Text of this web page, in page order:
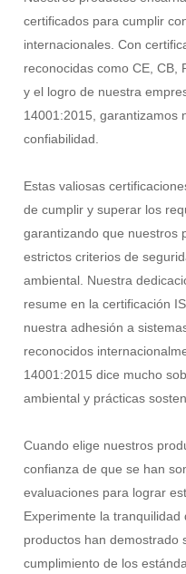
certificados para cumplir
internacionales. Con
reconocidas como CE, CB,
y el logro de nuestra
14001:2015, garantizamos
confiabilidad.
Estas valiosas
de cumplir y superar los
garantizando que nuestros
estrictos criterios de
ambiental. Nuestra
resume en la certificación
nuestra adhesión a
reconocidos
14001:2015 dice mucho
ambiental y prácticas
Cuando elige nuestros
confianza de que se han
evaluaciones para lograr
Experimente la
productos han demostrado
cumplimiento de los